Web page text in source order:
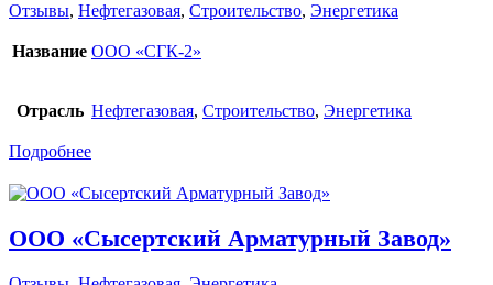
Отзывы, Нефтегазовая, Строительство, Энергетика
Название ООО «СГК-2»
Отрасль Нефтегазовая, Строительство, Энергетика
Подробнее
ООО «Сысертский Арматурный Завод»